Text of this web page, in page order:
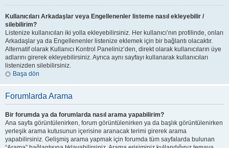
Kullanıcıları Arkadaşlar veya Engellenenler listeme nasıl ekleyebilir /
silebilirim?
Listenize kullanıcıları iki yolla ekleyebilirsiniz. Her kullanıcı’nın profilinde, onları
Arkadaşlar ya da Engellenenler listenize eklemek için bir bağlantı olacaktır.
Alternatif olarak Kullanıcı Kontrol Paneliniz’den, direkt olarak kullanıcıların üye
adlarını girerek ekleyebilirsiniz. Ayrıca aynı sayfayı kullanarak kullanıcıları
listenizden silebilirsiniz.
Başa dön
Forumlarda Arama
Bir forumda ya da forumlarda nasıl arama yapabilirim?
Ana sayfa görüntülenirken, forum görüntülenirken ya da başlık görüntülenirken
yerleşik arama kutusunun içerisine aranacak terimi girerek arama
yapabilirsiniz. Gelişmiş arama yapmak için forumda tüm sayfalarda bulunan